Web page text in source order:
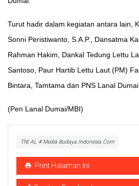
Turut hadir dalam kegiatan antara lain,
Sonni Peristiwanto, S.A.P., Dansatma
Rahman Hakim, Dankal Tedung Lettu
Santoso, Paur Hartib Lettu Laut (PM)
Bintara, Tamtama dan PNS Lanal
(Pen Lanal Dumai/MBI)
TNI AL # Media Budaya Indonesia.Com
Print Halaman Ini